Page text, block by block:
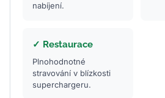
nabíjení.
✓ Restaurace
Plnohodnotné
stravování v blízkosti
superchargeru.